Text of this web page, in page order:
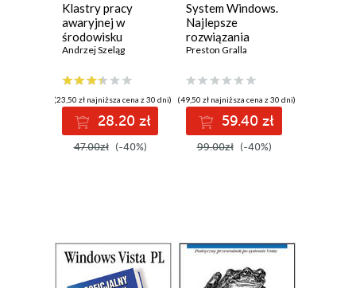
Klastry pracy
awaryjnej w
środowisku
Windows.
konfiguracja i
zarządzanie
Andrzej Szeląg
(23,50 zł najniższa cena z 30 dni)
28.20 zł
47.00zł (-40%)
System Windows.
Najlepsze
rozwiązania
Preston Gralla
(49,50 zł najniższa cena z 30 dni)
59.40 zł
99.00zł (-40%)